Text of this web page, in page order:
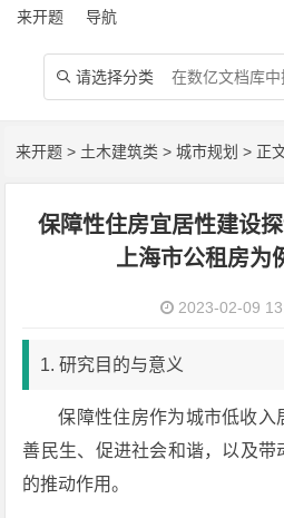
来开题 导航
 请选择分类
来开题 > 土木建筑类 >城市规划 > 正
保障性住房宜居性建设
上海市公租房为
2023-02-09
1. 研究目的与意义
保障性住房作为城市低收入
善民生、促进社会和谐，以及带
的推动作用。